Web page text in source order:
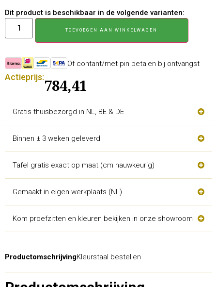
Dit product is beschikbaar in de volgende varianten:
TOEVOEGEN AAN WINKELWAGEN
Of contant/met pin betalen bij ontvangst
Actieprijs:
784,41
Gratis thuisbezorgd in NL, BE & DE
Binnen ± 3 weken geleverd
Tafel gratis exact op maat (cm nauwkeurig)
Gemaakt in eigen werkplaats (NL)
Kom proefzitten en kleuren bekijken in onze showroom
ProductomschrijvingKleurstaal bestellen